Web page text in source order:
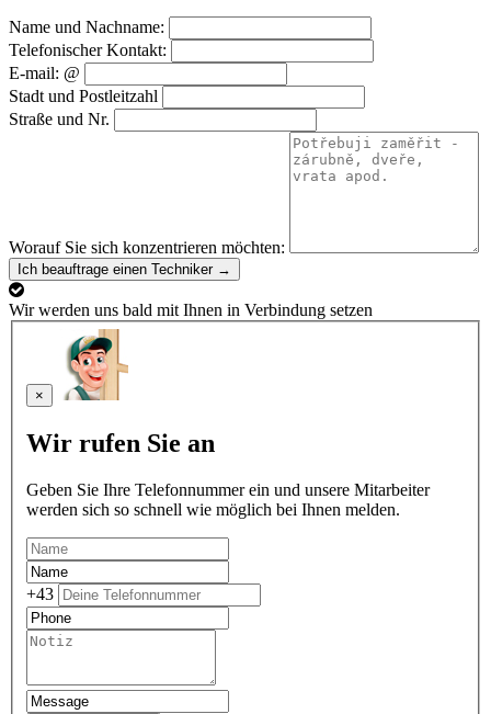
Name und Nachname:
Telefonischer Kontakt:
E-mail: @
Stadt und Postleitzahl
Straße und Nr.
Worauf Sie sich konzentrieren möchten:
Ich beauftrage einen Techniker →
Wir werden uns bald mit Ihnen in Verbindung setzen
×
Wir rufen Sie an
Geben Sie Ihre Telefonnummer ein und unsere Mitarbeiter
werden sich so schnell wie möglich bei Ihnen melden.
+43